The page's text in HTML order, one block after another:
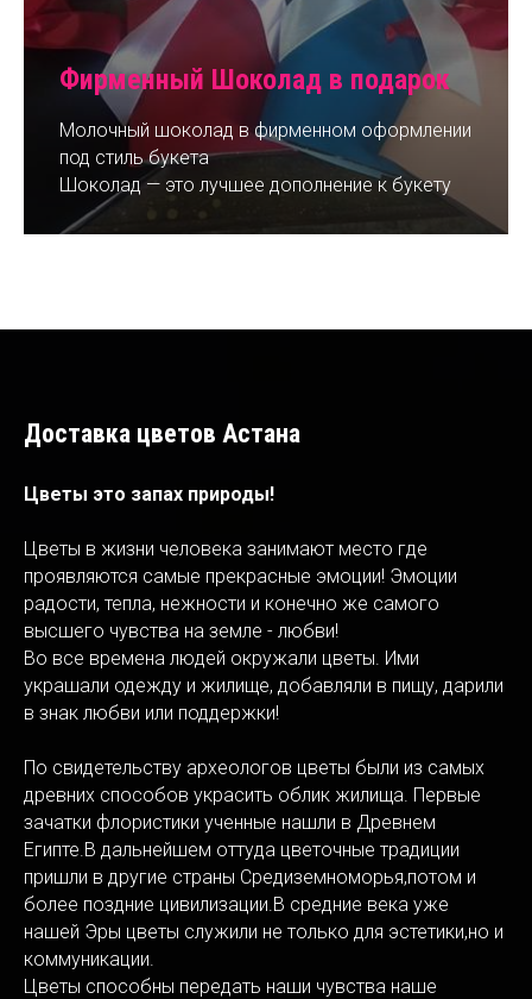
Фирменный Шоколад в подарок
Молочный шоколад в фирменном оформлении
под стиль букета
Шоколад — это лучшее дополнение к букету
Доставка цветов Астана
Цветы это запах природы!
Цветы в жизни человека занимают место где
проявляются самые прекрасные эмоции! Эмоции
радости, тепла, нежности и конечно же самого
высшего чувства на земле - любви!
Во все времена людей окружали цветы. Ими
украшали одежду и жилище, добавляли в пищу, дарили
в знак любви или поддержки!
По свидетельству археологов цветы были из самых
древних способов украсить облик жилища. Первые
зачатки флористики ученные нашли в Древнем
Египте.В дальнейшем оттуда цветочные традиции
пришли в другие страны Средиземноморья,потом и
более поздние цивилизации.В средние века уже
нашей Эры цветы служили не только для эстетики,но и
коммуникации.
Цветы способны передать наши чувства наше